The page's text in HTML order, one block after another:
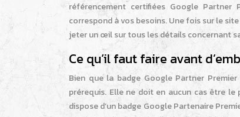
référencement certifiées Google Partner
correspond à vos besoins. Une fois sur le
jeter un œil sur tous les détails concernant
Ce qu’il faut faire avant
Bien que la badge Google Partner
prérequis. Elle ne doit en aucun cas être le
dispose d’un badge Google Partenaire